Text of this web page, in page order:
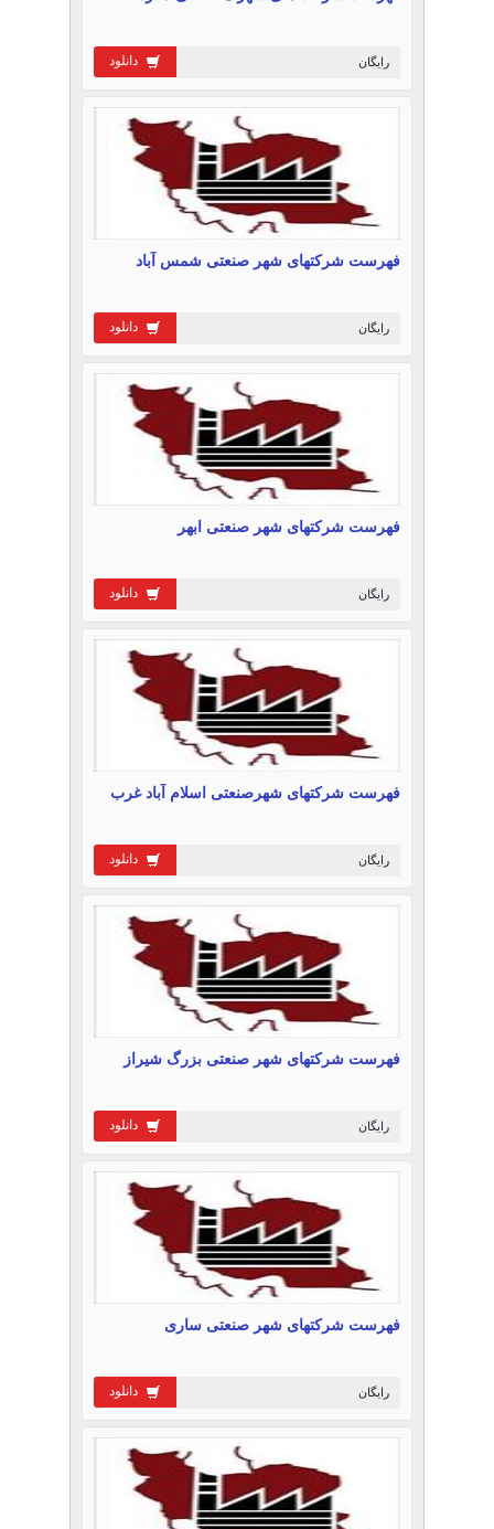
دانلود رایگان
فهرست شرکتهای شهر صنعتی شمس آباد
دانلود رایگان
فهرست شرکتهای شهر صنعتی ابهر
دانلود رایگان
فهرست شرکتهای شهرصنعتی اسلام آباد غرب
دانلود رایگان
فهرست شرکتهای شهر صنعتی بزرگ شیراز
دانلود رایگان
فهرست شرکتهای شهر صنعتی ساری
دانلود رایگان